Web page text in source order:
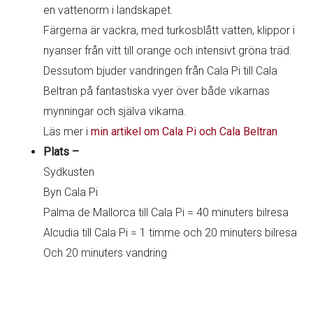
en vattenorm i landskapet.
Färgerna är vackra, med turkosblått vatten, klippor i
nyanser från vitt till orange och intensivt gröna träd.
Dessutom bjuder vandringen från Cala Pi till Cala
Beltran på fantastiska vyer över både vikarnas
mynningar och själva vikarna.
Läs mer imin artikel om Cala Pi och Cala Beltran
Plats –
Sydkusten
Byn Cala Pi
Palma de Mallorca till Cala Pi = 40 minuters bilresa
Alcudia till Cala Pi = 1 timme och 20 minuters bilresa
Och 20 minuters vandring